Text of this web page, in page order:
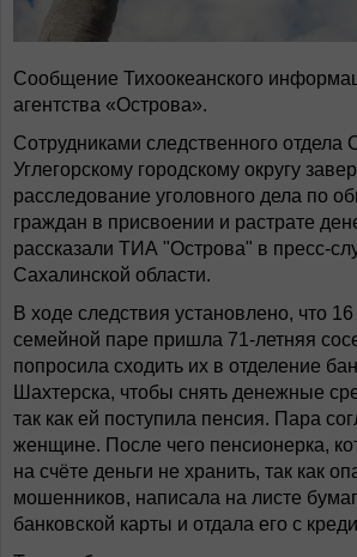
Сообщение Тихоокеанского
агентства «Острова».
Сотрудниками следственного
Углегорскому городскому округу
расследование уголовного дела по
граждан в присвоении и растрате
рассказали ТИА "Острова" в пресс-
Сахалинской области.
В ходе следствия установлено, что
семейной паре пришла 71-летняя
попросила сходить их в отделение
Шахтерска, чтобы снять денежные
так как ей поступила пенсия. Пара
женщине. После чего пенсионерка,
на счёте деньги не хранить, так как
мошенников, написала на листе
банковской карты и отдала его с